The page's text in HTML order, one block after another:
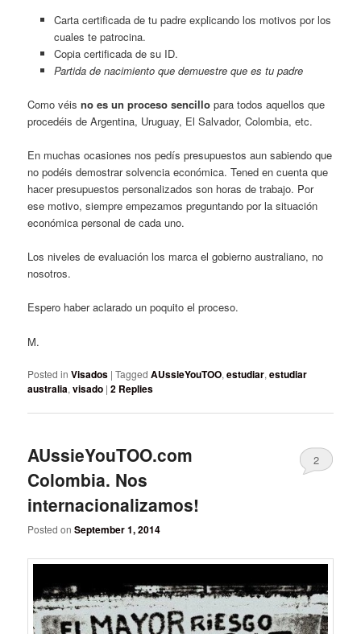
Carta certificada de tu padre explicando los motivos por los
cuales te patrocina.
Copia certificada de su ID.
Partida de nacimiento que demuestre que es tu padre
Como véisno es un proceso sencillo para todos aquellos que
procedéis de Argentina, Uruguay, El Salvador, Colombia, etc.
En muchas ocasiones nos pedís presupuestos aun sabiendo que
no podéis demostrar solvencia económica. Tened en cuenta que
hacer presupuestos personalizados son horas de trabajo. Por
ese motivo, siempre empezamos preguntando por la situación
económica personal de cada uno.
Los niveles de evaluación los marca el gobierno australiano, no
nosotros.
Espero haber aclarado un poquito el proceso.
M.
Posted in Visados |Tagged AUssieYouTOO,estudiar,estudiar
australia,visado |2 Replies
AUssieYouTOO.com
Colombia. Nos
internacionalizamos!
Posted onSeptember 1, 2014
2